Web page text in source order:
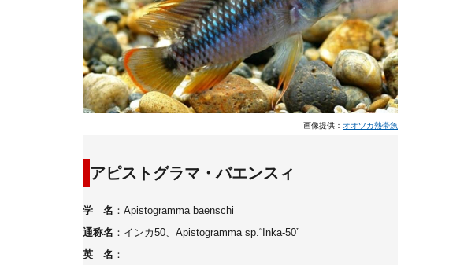
画像提供： オオツカ熱帯魚
アピストグラマ・バエンスィ
学 名 ：Apistogramma baenschi
通称名 ：インカ50、Apistogramma sp.“Inka-50”
英 名 ：